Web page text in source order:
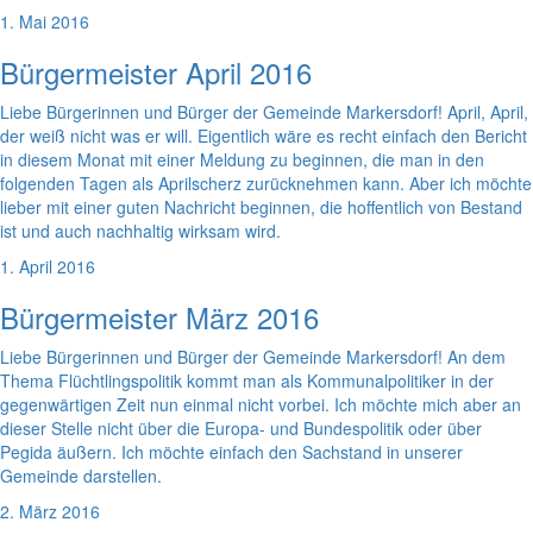
1. Mai 2016
Bürgermeister April 2016
Liebe Bürgerinnen und Bürger der Gemeinde Markersdorf! April, April,
der weiß nicht was er will. Eigentlich wäre es recht einfach den Bericht
in diesem Monat mit einer Meldung zu beginnen, die man in den
folgenden Tagen als Aprilscherz zurücknehmen kann. Aber ich möchte
lieber mit einer guten Nachricht beginnen, die hoffentlich von Bestand
ist und auch nachhaltig wirksam wird.
1. April 2016
Bürgermeister März 2016
Liebe Bürgerinnen und Bürger der Gemeinde Markersdorf! An dem
Thema Flüchtlingspolitik kommt man als Kommunalpolitiker in der
gegenwärtigen Zeit nun einmal nicht vorbei. Ich möchte mich aber an
dieser Stelle nicht über die Europa- und Bundespolitik oder über
Pegida äußern. Ich möchte einfach den Sachstand in unserer
Gemeinde darstellen.
2. März 2016